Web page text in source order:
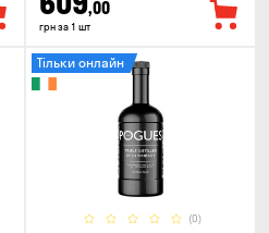
,00
грн за 1 шт
(0)
Тільки онлайн